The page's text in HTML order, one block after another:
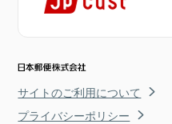
サイトのご利用について
プライバシーポリシー